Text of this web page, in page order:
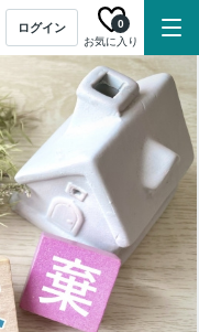
ログイン
お気に入り
0